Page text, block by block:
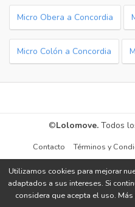
Micro Obera a Concordia
Micro Colón a Concordia
Utilizamos cookies para mejorar
adaptados a sus intereses. Si
considera que acepta el uso.
©Lolomove. Todos
Contacto Términos y